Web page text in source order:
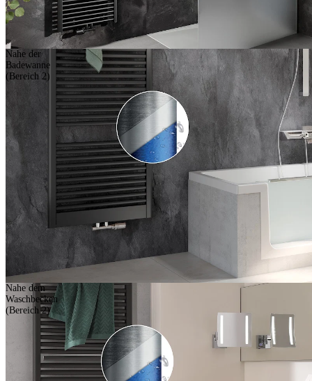
Nahe der
Badewanne
(Bereich 2)
Nahe dem
Waschbecken
(Bereich 2)